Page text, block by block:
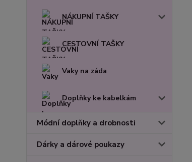
NÁKUPNÍ TAŠKY
CESTOVNÍ TAŠKY
Vaky na záda
Doplňky ke kabelkám
Módní doplňky a drobnosti
Dárky a dárové poukazy